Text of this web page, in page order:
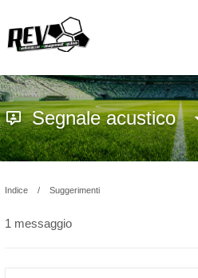
Segnale acustico
Indice Suggerimenti
1 messaggio